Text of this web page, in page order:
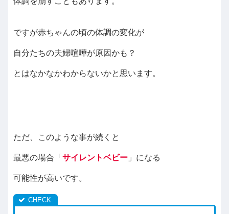
ですが赤ちゃんの頃の体調の変化が
自分たちの夫婦喧嘩が原因かも？
とはなかなかわからないかと思います。
ただ、このような事が続くと
最悪の場合「 サイレントベビー 」になる
可能性が高いです。